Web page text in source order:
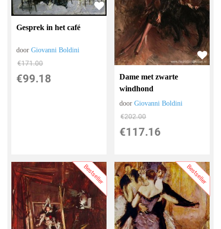
Gesprek in het café
doorGiovanni Boldini
€171.00
€99.18
Dame met zwarte
windhond
doorGiovanni Boldini
€202.00
€117.16
Bestseller Bestseller